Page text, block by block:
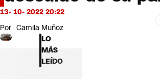
13- 10- 2022 20:22
Por Camila Muñoz
LO
MÁS
LEÍDO